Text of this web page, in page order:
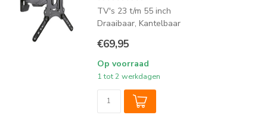
TV's 23 t/m 55 inch
Draaibaar, Kantelbaar
€69,95
Op voorraad
1 tot 2 werkdagen